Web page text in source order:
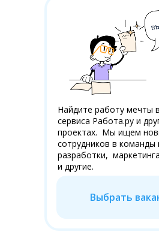
Найдите работу мечты
сервиса Работа.ру и
проектах. Мы ищем
сотрудников в команды
разработки,
и другие.
Выбрать